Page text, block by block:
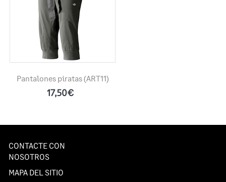
Pantalones piratas(ART11)
17,50€
CONTACTE CON
NOSOTROS
MAPA DEL SITIO